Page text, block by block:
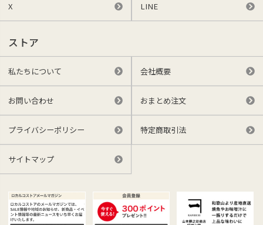
X LINE
ストア
私たちについて 会社概要
お問い合わせ おまとめ注文
プライバシーポリシー 特定商取引法
サイトマップ